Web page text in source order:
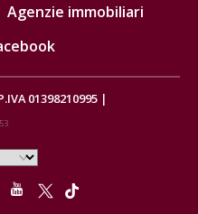
Agenzie immobiliari
01398210995 |